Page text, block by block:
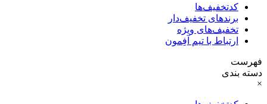
کدتخفیف‌ها
برندهای تخفیف‌دار
تخفیف‌های ویژه
ارتباط با تیم آفِمون
فهرست
دسته بندی
×